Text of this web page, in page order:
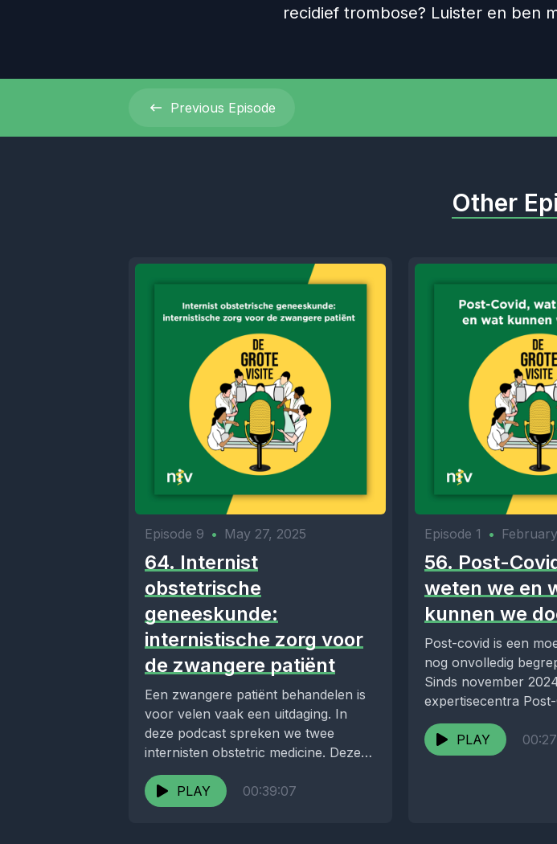
recidief trombose? Luister en ben
Previous Episode
Other
Episode 9 • May 27, 2025
64. Internist
obstetrische
geneeskunde:
internistische zorg voor
de zwangere patiënt
Een zwangere patiënt behandelen is
voor velen vaak een uitdaging. In
deze podcast spreken we twee
internisten obstetric medicine. Deze
internisten zijn gespecialiseerd in...
PLAY
00:39:07
Episode 1 •
56. Post-
weten we en
kunnen we
Post-covid is een
nog onvolledig
Sinds november
expertisecentra
Met Michele van
Hooijdonk...
PLAY